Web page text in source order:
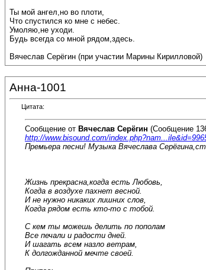
Ты мой ангел,но во плоти,
Что спустился ко мне с небес.
Умоляю,не уходи.
Будь всегда со мной рядом,здесь.
Вячеслав Серёгин (при участии Марины Кирилловой)
Анна-1001
Цитата:
Сообщение от Вячеслав Серёгин (Сообщение
http://www.bisound.com/
Премьера песни! Музыка Вячеслава
Жизнь прекрасна,когда есть Любовь,
Когда в воздухе пахнет весной.
И не нужно никаких лишних слов,
Когда рядом есть кто-то с тобой.
С кем ты можешь делить по пополам
Все печали и радости дней.
И шагать всем назло ветрам,
К долгожданной мечте своей.